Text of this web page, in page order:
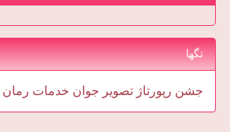
تگها
جشن رپورتاژ تصویر جوان خدمات رمان